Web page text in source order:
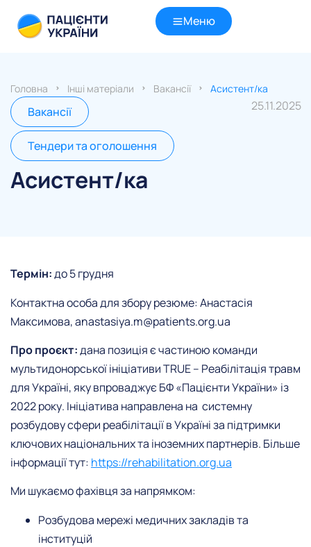
Меню
Головна Інші матеріали Вакансії Асистент/ка
Вакансії
Тендери та оголошення
25.11.2025
Асистент/ка
Термін:до 5 грудня
Контактна особа для збору резюме: Анастасія
Максимова, anastasiya.m@patients.org.ua
Про проєкт:дана позиція є частиною команди
мультидонорської ініціативи TRUE – Реабілітація травм
для Україні, яку впроваджує БФ «Пацієнти України» із
2022 року. Ініціатива направлена на системну
розбудову сфери реабілітації в Україні за підтримки
ключових національних та іноземних партнерів. Більше
інформації тут: https://rehabilitation.org.ua
Ми шукаємо фахівця за напрямком:
Розбудова мережі медичних закладів та
інституцій